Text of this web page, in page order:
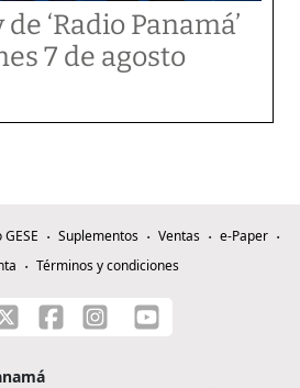
‘Radio Panamá’
7 de agosto
Suplementos Ventas
e-Paper
Términos y condiciones